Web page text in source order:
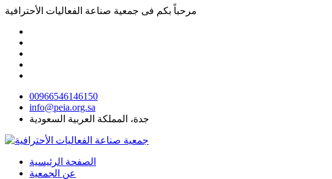
مرحباً بكم فى جمعية صناعة الفعاليات الأحترافية
00966546146150
info@peia.org.sa
جدة، المملكة العربية السعودية
الصفحة الرئيسية
عن الجمعية